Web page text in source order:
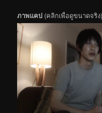
ภาพแคป (คลิกเพื่อดูขนาดจริง)